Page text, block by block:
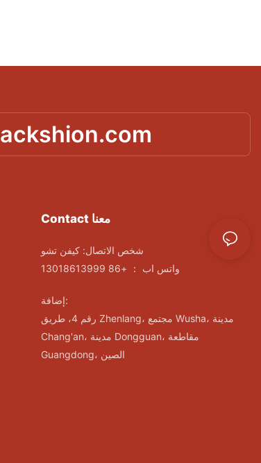
Contact معنا
شخص الاتصال: كيفن تشو
واتس اب ： +86 13018613999
إضافة:
رقم 4، طريق Zhenlang، مجتمع Wusha، مدينة
Chang'an، مدينة Dongguan، مقاطعة
Guangdong، الصين